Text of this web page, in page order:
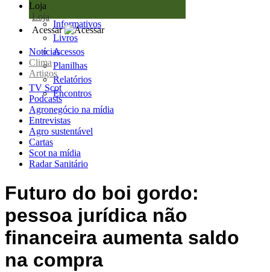
Loja
Loja
Informativos
Livros
Acessos
Planilhas
Relatórios
Encontros
Acessar
Notícias
Clima
Artigos
TV Scot
Podcasts
Agronegócio na mídia
Entrevistas
Agro sustentável
Cartas
Scot na mídia
Radar Sanitário
Futuro do boi gordo:
pessoa jurídica não
financeira aumenta saldo
na compra